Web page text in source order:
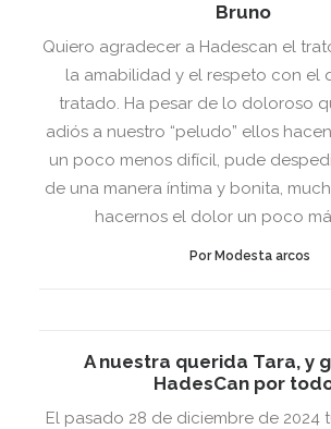
Bruno
Quiero agradecer a Hadescan el
la amabilidad y el respeto con el
tratado. Ha pesar de lo doloroso
adiós a nuestro “peludo” ellos
un poco menos difícil, pude
de una manera íntima y bonita,
hacernos el dolor un poco
Por Modesta arcos
A nuestra querida Tara, y
HadesCan por
El pasado 28 de diciembre de 2024